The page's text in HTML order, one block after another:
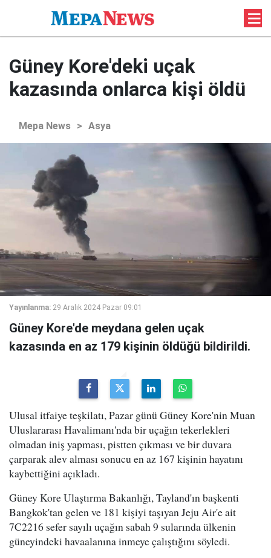
Güney Kore'deki uçak
kazasında onlarca kişi öldü
Mepa News > Asya
Yayınlanma: 29 Aralık 2024 Pazar 09:01
Güney Kore'de meydana gelen uçak
kazasında en az 179 kişinin öldüğü bildirildi.
Ulusal itfaiye teşkilatı, Pazar günü Güney Kore'nin Muan
Uluslararası Havalimanı'nda bir uçağın tekerlekleri
olmadan iniş yapması, pistten çıkması ve bir duvara
çarparak alev alması sonucu en az 167 kişinin hayatını
kaybettiğini açıkladı.
Güney Kore Ulaştırma Bakanlığı, Tayland'ın başkenti
Bangkok'tan gelen ve 181 kişiyi taşıyan Jeju Air'e ait
7C2216 sefer sayılı uçağın sabah 9 sularında ülkenin
güneyindeki havaalanına inmeye çalıştığını söyledi.